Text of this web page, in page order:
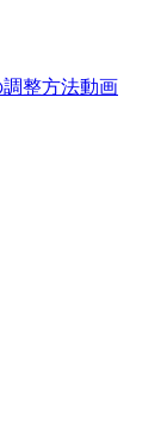
調整方法動画